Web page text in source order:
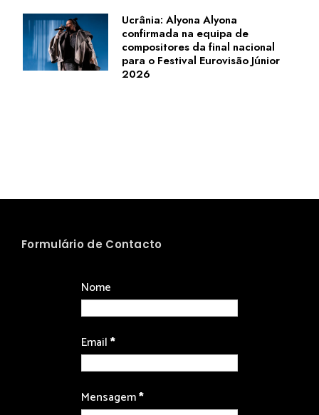
Ucrânia: Alyona Alyona
confirmada na equipa de
compositores da final nacional
para o Festival Eurovisão Júnior
2026
Formulário de Contacto
Nome
Email*
Mensagem*